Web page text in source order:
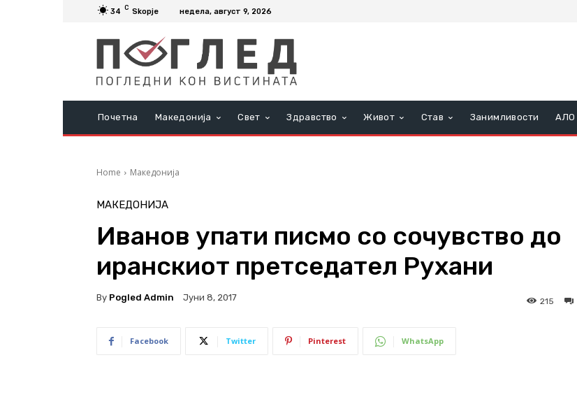
34 C Skopje недела, август 9, 2026
Почетна Македонија Свет Здравство Живот Став Занимливости АЛО
Home Македонија
МАКЕДОНИЈА
Иванов упати писмо со сочувство до
иранскиот претседател Рухани
By Pogled Admin Јуни 8, 2017 215
Facebook Twitter Pinterest WhatsApp